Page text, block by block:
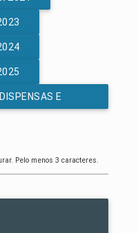
E
Pelo menos 3 caracteres.